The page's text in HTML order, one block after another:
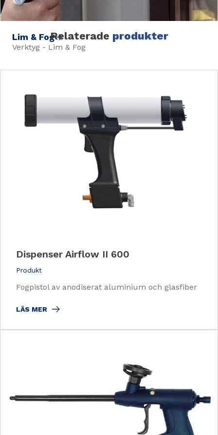
Lim & Fog
Verktyg - Lim & Fog
Relaterade produkter
Dispenser Airflow II 600
Produkt
Fogpistol av anodiserat aluminium och glasfiber
LÄS MER